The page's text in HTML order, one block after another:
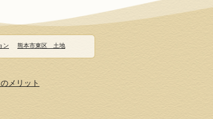
ン 熊本市東区 土地
メリット